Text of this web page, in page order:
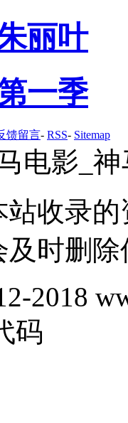
丽叶
一季
馈留言- RSS- Sitemap
电影_
收录
时删
2018
码